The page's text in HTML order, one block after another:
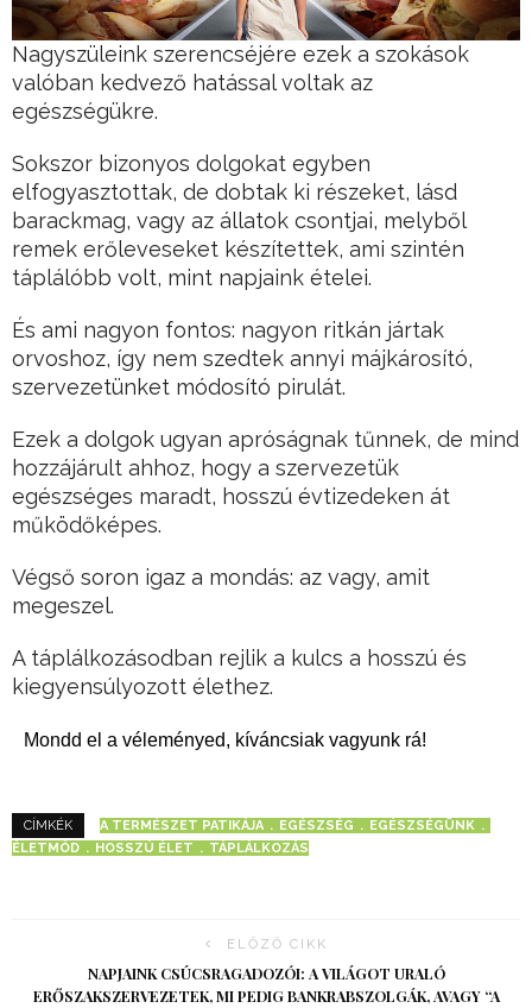
Nagyszüleink szerencséjére ezek a szokások
valóban kedvező hatással voltak az
egészségükre.
Sokszor bizonyos dolgokat egyben
elfogyasztottak, de dobtak ki részeket, lásd
barackmag, vagy az állatok csontjai, melyből
remek erőleveseket készítettek, ami szintén
táplálóbb volt, mint napjaink ételei.
És ami nagyon fontos: nagyon ritkán jártak
orvoshoz, így nem szedtek annyi májkárosító,
szervezetünket módosító pirulát.
Ezek a dolgok ugyan apróságnak tűnnek, de mind
hozzájárult ahhoz, hogy a szervezetük
egészséges maradt, hosszú évtizedeken át
működőképes.
Végső soron igaz a mondás: az vagy, amit
megeszel.
A táplálkozásodban rejlik a kulcs a hosszú és
kiegyensúlyozott élethez.
Mondd el a véleményed, kíváncsiak vagyunk rá!
CÍMKÉK A TERMÉSZET PATIKÁJA EGÉSZSÉG
EGÉSZSÉGÜNK
ÉLETMÓD
HOSSZÚ ÉLET TÁPLÁLKOZÁS
ELŐZŐ CIKK
NAPJAINK CSÚCSRAGADOZÓI: A VILÁGOT URALÓ
ERŐSZAKSZERVEZETEK, MI PEDIG BANKRABSZOLGÁK, AVAGY “A